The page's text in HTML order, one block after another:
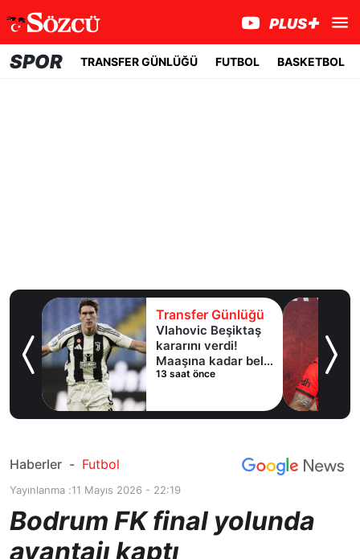
SPOR TRANSFER GÜNLÜĞÜ FUTBOL BASKETBOL
Transfer Günlüğü
Vlahovic Beşiktaş
kararını verdi!
Maaşına kadar belli
oldu
13 saat önce
Haberler - Futbol
Yayınlanma :11 Mayıs 2026 - 22:19
Bodrum FK final yolunda
avantajı kaptı